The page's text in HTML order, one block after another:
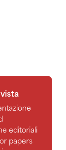
editoriali
papers